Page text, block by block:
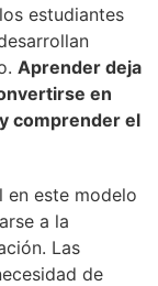
estudiantes
Aprender deja
en
comprender el
en este modelo
a la
Las
de